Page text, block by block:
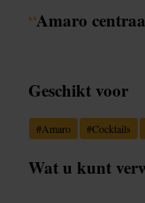
“Amaro
Geschikt voor
#Amaro #Cocktails
Wat u kunt